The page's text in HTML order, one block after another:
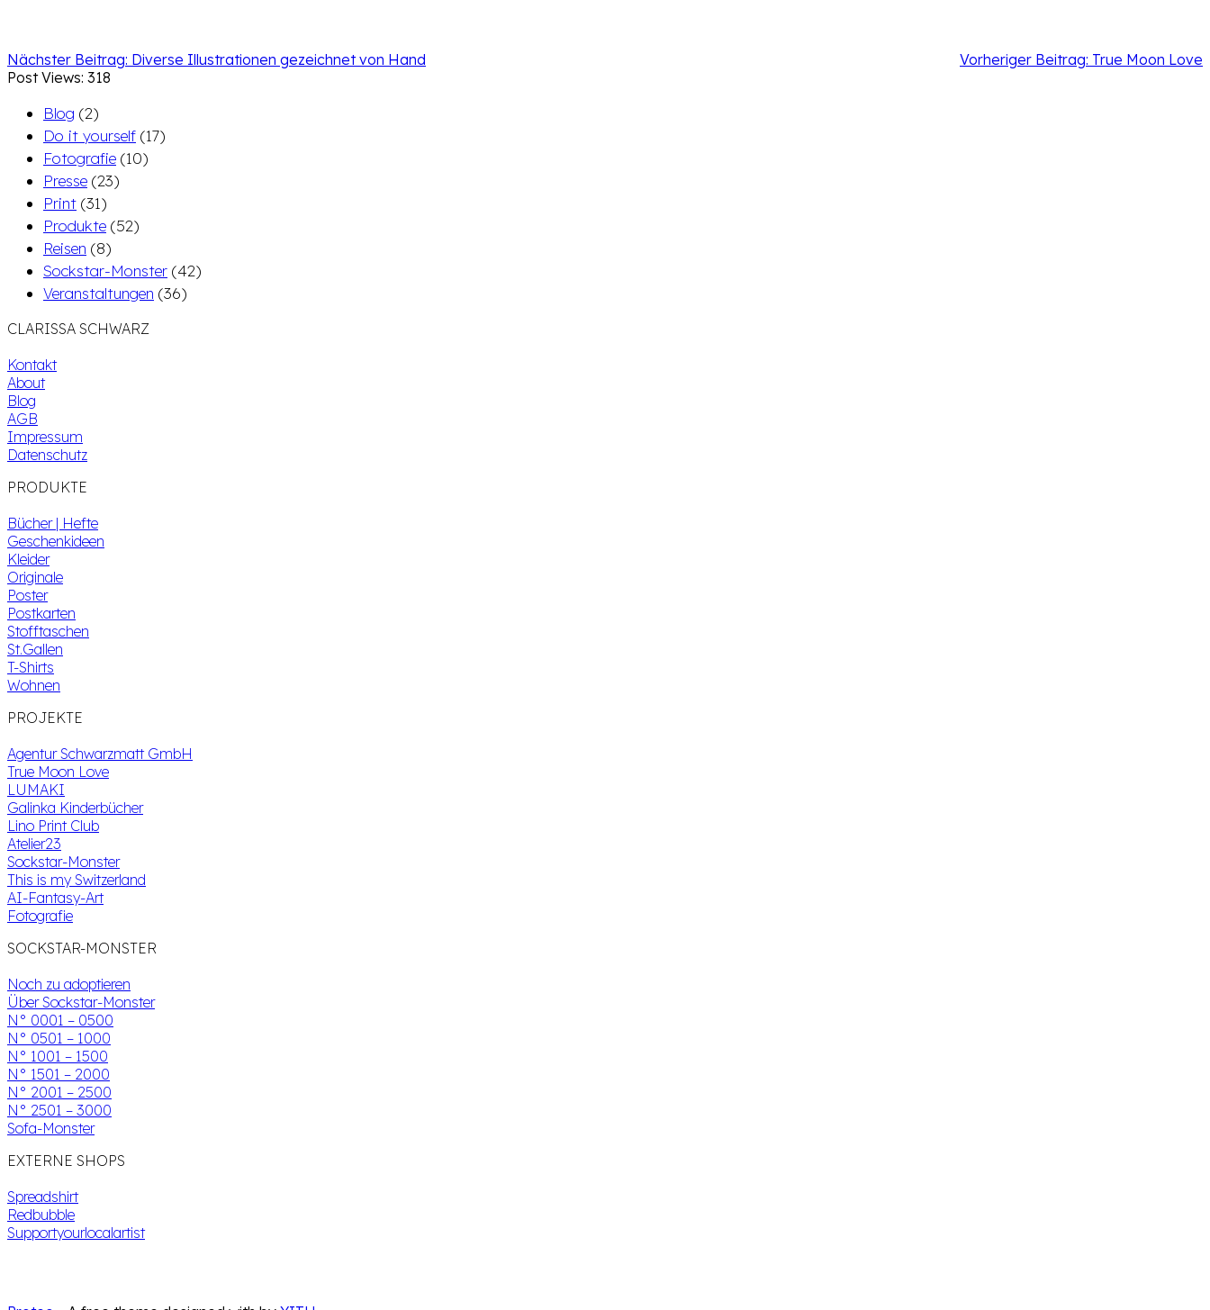
Nächster Beitrag: Diverse Illustrationen gezeichnet von Hand Vorheriger Beitrag: True Moon Love
Post Views: 318
Blog (2)
Do it yourself (17)
Fotografie (10)
Presse (23)
Print (31)
Produkte (52)
Reisen (8)
Sockstar-Monster (42)
Veranstaltungen (36)
CLARISSA SCHWARZ
Kontakt
About
Blog
AGB
Impressum
Datenschutz
PRODUKTE
Bücher | Hefte
Geschenkideen
Kleider
Originale
Poster
Postkarten
Stofftaschen
St.Gallen
T-Shirts
Wohnen
PROJEKTE
Agentur Schwarzmatt GmbH
True Moon Love
LUMAKI
Galinka Kinderbücher
Lino Print Club
Atelier23
Sockstar-Monster
This is my Switzerland
AI-Fantasy-Art
Fotografie
SOCKSTAR-MONSTER
Noch zu adoptieren
Über Sockstar-Monster
N° 0001 – 0500
N° 0501 – 1000
N° 1001 – 1500
N° 1501 – 2000
N° 2001 – 2500
N° 2501 – 3000
Sofa-Monster
EXTERNE SHOPS
Spreadshirt
Redbubble
Supportyourlocalartist